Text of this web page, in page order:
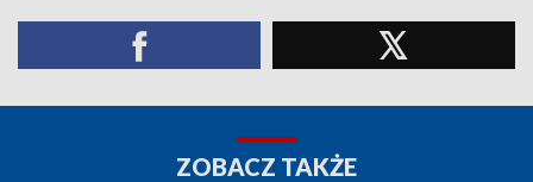
ZOBACZ TAKŻE